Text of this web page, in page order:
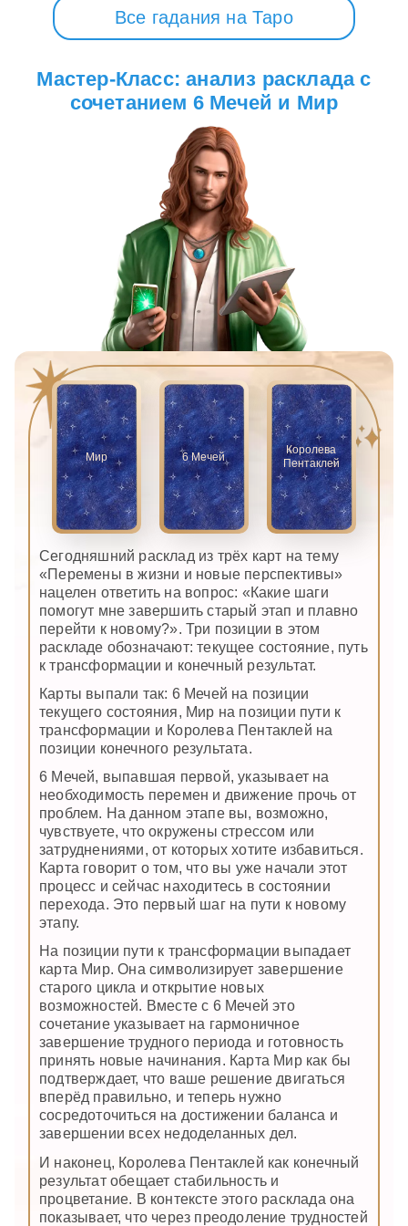
Все гадания на Таро
Мастер-Класс: анализ расклада с
сочетанием 6 Мечей и Мир
Мир 6 Мечей
Королева
Пентаклей
Сегодняшний расклад из трёх карт на тему
«Перемены в жизни и новые перспективы»
нацелен ответить на вопрос: «Какие шаги
помогут мне завершить старый этап и плавно
перейти к новому?». Три позиции в этом
раскладе обозначают: текущее состояние, путь
к трансформации и конечный результат.
Карты выпали так: 6 Мечей на позиции
текущего состояния, Мир на позиции пути к
трансформации и Королева Пентаклей на
позиции конечного результата.
6 Мечей, выпавшая первой, указывает на
необходимость перемен и движение прочь от
проблем. На данном этапе вы, возможно,
чувствуете, что окружены стрессом или
затруднениями, от которых хотите избавиться.
Карта говорит о том, что вы уже начали этот
процесс и сейчас находитесь в состоянии
перехода. Это первый шаг на пути к новому
этапу.
На позиции пути к трансформации выпадает
карта Мир. Она символизирует завершение
старого цикла и открытие новых
возможностей. Вместе с 6 Мечей это
сочетание указывает на гармоничное
завершение трудного периода и готовность
принять новые начинания. Карта Мир как бы
подтверждает, что ваше решение двигаться
вперёд правильно, и теперь нужно
сосредоточиться на достижении баланса и
завершении всех недоделанных дел.
И наконец, Королева Пентаклей как конечный
результат обещает стабильность и
процветание. В контексте этого расклада она
показывает, что через преодоление трудностей